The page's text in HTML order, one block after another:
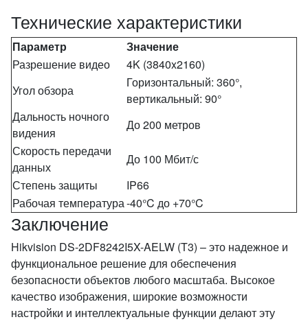
Технические характеристики
Параметр
Значение
Разрешение видео
4K (3840x2160)
Угол обзора
Горизонтальный: 360°,
вертикальный: 90°
Дальность ночного
видения
До 200 метров
Скорость передачи
данных
До 100 Мбит/с
Степень защиты
IP66
Рабочая температура-40°C до +70°C
Заключение
Hikvision DS-2DF8242I5X-AELW (T3) – это надежное и
функциональное решение для обеспечения
безопасности объектов любого масштаба. Высокое
качество изображения, широкие возможности
настройки и интеллектуальные функции делают эту